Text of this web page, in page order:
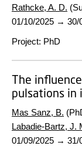
Rathcke, A. D.
01/10/2025 → 30/
Project: PhD
The
pulsations in
Mas Sanz, B.
Labadie-Bartz, J.
01/09/2025 → 31/